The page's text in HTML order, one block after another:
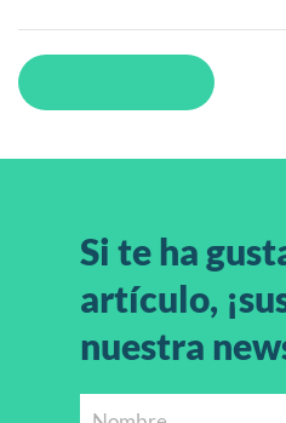
Si te ha
artículo,
nuestra